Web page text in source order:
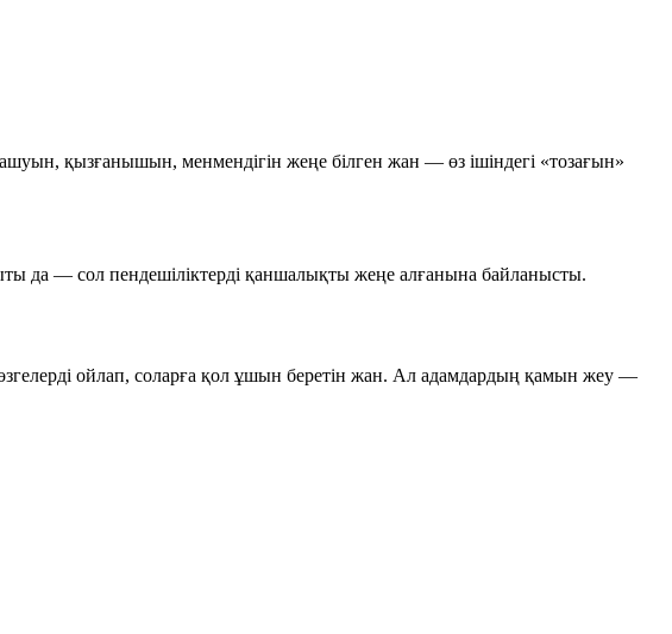
қызғанышын, менмендігін жеңе білген жан — өз ішіндегі «тозағын»
да — сол пендешіліктерді қаншалықты жеңе алғанына байланысты.
ойлап, соларға қол ұшын беретін жан. Ал адамдардың қамын жеу —